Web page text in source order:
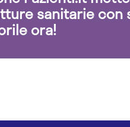
sanitarie con
ora!